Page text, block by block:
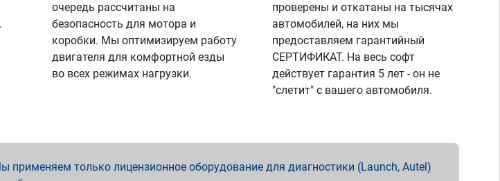
очередь рассчитаны на
безопасность для мотора и
коробки. Мы оптимизируем работу
двигателя для комфортной езды
во всех режимах нагрузки.
проверены и откатаны на тысячах
автомобилей, на них мы
предоставляем гарантийный
СЕРТИФИКАТ. На весь софт
действует гарантия 5 лет - он не
"слетит" с вашего автомобиля.
только лицензионное оборудование для диагностики (Launch, Autel)